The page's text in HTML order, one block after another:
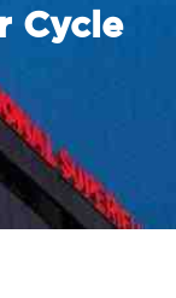
Cycle